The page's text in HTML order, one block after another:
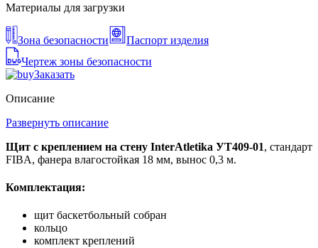
Материалы для загрузки
Зона безопасности
Паспорт изделия
Чертеж зоны безопасности
Заказать
Описание
Развернуть описание
Щит с креплением на стену InterAtletika УТ409-01, стандарт
FIBA, фанера влагостойкая 18 мм, вынос 0,3 м.
Комплектация:
щит баскетбольный собран
кольцо
комплект креплений